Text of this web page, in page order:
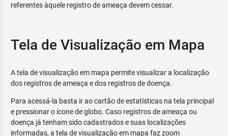
referentes àquele registro de ameaça devem cessar.
Tela de Visualização em Mapa
A tela de visualização em mapa permite visualizar a localização
dos registros de ameaça e dos registros de doença.
Para acessá-la basta ir ao cartão de estatísticas na tela principal
e pressionar o ícone de globo. Caso registros de ameaça ou
doença já tenham sido cadastrados e suas localizações
informadas, a tela de visualização em mapa faz zoom